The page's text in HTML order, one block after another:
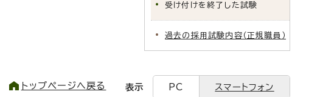
受け付けを終了した試験
過去の採用試験内容（正規職員）
トップページへ戻る 表示 PC スマートフォン